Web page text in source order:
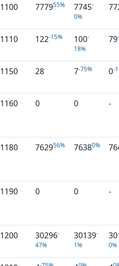
1100 777955% 7745-
0%
1110 122-15% 100-
18%
79
1150 28 7-75% 0-
1160 0 0 -
1180 762956% 76380%
1190 0 0 -
1200 30296-
47%
30139-
1%
0%